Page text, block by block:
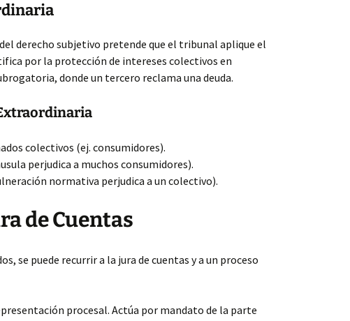
derecho subjetivo pretende que el tribunal aplique el
por la protección de intereses colectivos en
donde un tercero reclama una deuda.
colectivos (ej. consumidores).
perjudica a muchos consumidores).
normativa perjudica a un colectivo).
de Cuentas
se puede recurrir a la jura de cuentas y a un proceso
procesal. Actúa por mandato de la parte